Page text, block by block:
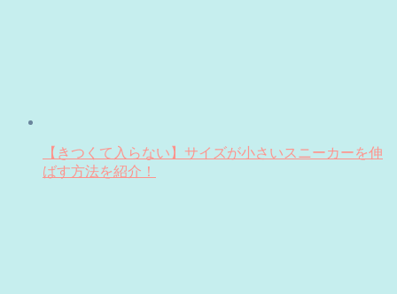
【きつくて入らない】サイズが小さいスニーカーを伸
ばす方法を紹介！